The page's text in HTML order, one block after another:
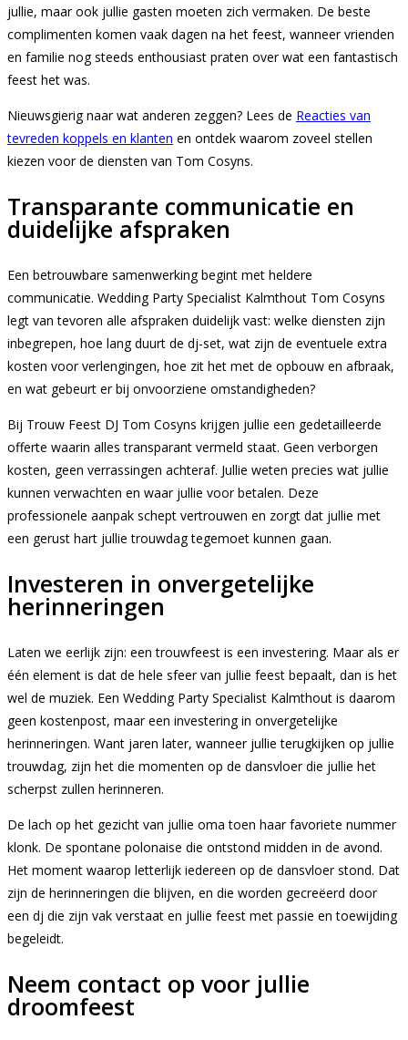
jullie, maar ook jullie gasten moeten zich vermaken. De beste
complimenten komen vaak dagen na het feest, wanneer vrienden
en familie nog steeds enthousiast praten over wat een fantastisch
feest het was.
Nieuwsgierig naar wat anderen zeggen? Lees de Reacties van
tevreden koppels en klanten en ontdek waarom zoveel stellen
kiezen voor de diensten van Tom Cosyns.
Transparante communicatie en
duidelijke afspraken
Een betrouwbare samenwerking begint met heldere
communicatie. Wedding Party Specialist Kalmthout Tom Cosyns
legt van tevoren alle afspraken duidelijk vast: welke diensten zijn
inbegrepen, hoe lang duurt de dj-set, wat zijn de eventuele extra
kosten voor verlengingen, hoe zit het met de opbouw en afbraak,
en wat gebeurt er bij onvoorziene omstandigheden?
Bij Trouw Feest DJ Tom Cosyns krijgen jullie een gedetailleerde
offerte waarin alles transparant vermeld staat. Geen verborgen
kosten, geen verrassingen achteraf. Jullie weten precies wat jullie
kunnen verwachten en waar jullie voor betalen. Deze
professionele aanpak schept vertrouwen en zorgt dat jullie met
een gerust hart jullie trouwdag tegemoet kunnen gaan.
Investeren in onvergetelijke
herinneringen
Laten we eerlijk zijn: een trouwfeest is een investering. Maar als er
één element is dat de hele sfeer van jullie feest bepaalt, dan is het
wel de muziek. Een Wedding Party Specialist Kalmthout is daarom
geen kostenpost, maar een investering in onvergetelijke
herinneringen. Want jaren later, wanneer jullie terugkijken op jullie
trouwdag, zijn het die momenten op de dansvloer die jullie het
scherpst zullen herinneren.
De lach op het gezicht van jullie oma toen haar favoriete nummer
klonk. De spontane polonaise die ontstond midden in de avond.
Het moment waarop letterlijk iedereen op de dansvloer stond. Dat
zijn de herinneringen die blijven, en die worden gecreëerd door
een dj die zijn vak verstaat en jullie feest met passie en toewijding
begeleidt.
Neem contact op voor jullie
droomfeest